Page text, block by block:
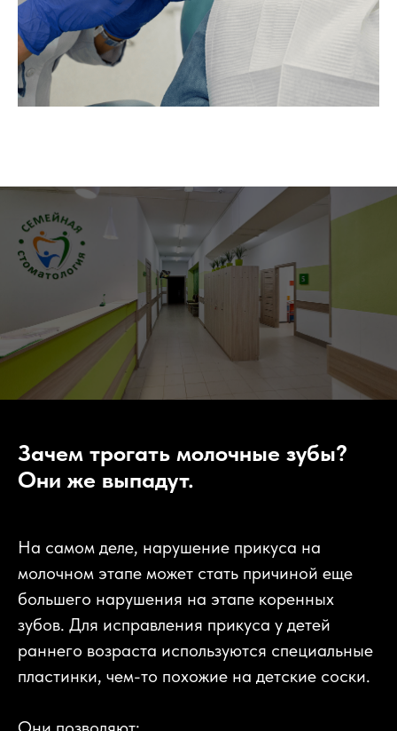
Зачем трогать молочные зубы?
Они же выпадут.
На самом деле, нарушение прикуса на
молочном этапе может стать причиной еще
большего нарушения на этапе коренных
зубов. Для исправления прикуса у детей
раннего возраста используются специальные
пластинки, чем-то похожие на детские соски.